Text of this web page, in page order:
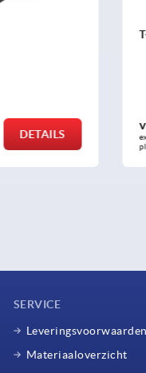
DETAILS
SERVICE
Leveringsvoorwaarden
Materiaaloverzicht